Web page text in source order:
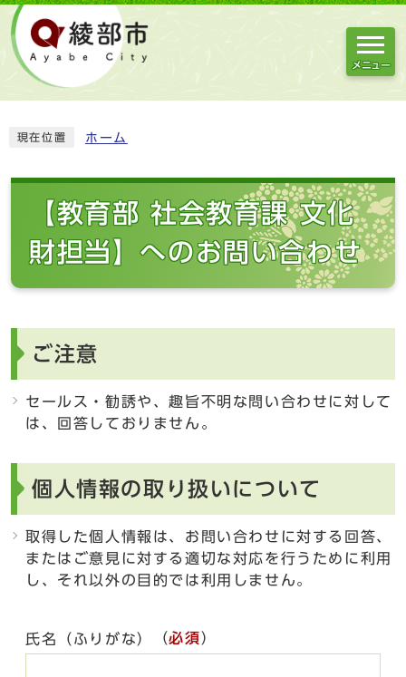
メニュー
現在位置 ホーム
【教育部 社会教育課 文化
財担当】へのお問い合わせ
ご注意
セールス・勧誘や、趣旨不明な問い合わせに対して
は、回答しておりません。
個人情報の取り扱いについて
取得した個人情報は、お問い合わせに対する回答、
またはご意見に対する適切な対応を行うために利用
し、それ以外の目的では利用しません。
氏名（ふりがな） （必須）